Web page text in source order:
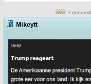
•
Mikeytt